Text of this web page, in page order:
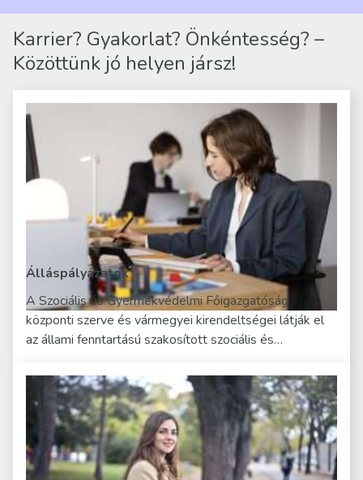
Karrier? Gyakorlat? Önkéntesség? –
Közöttünk jó helyen jársz!
Álláspályázatok
A Szociális és Gyermekvédelmi Főigazgatóság
központi szerve és vármegyei kirendeltségei látják el
az állami fenntartású szakosított szociális és…